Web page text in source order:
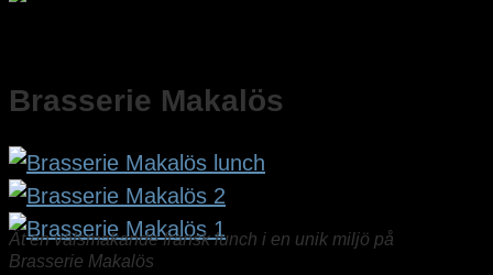
Brasserie Makalös
Ät en välsmakande fransk lunch i en unik miljö på
Brasserie Makalös